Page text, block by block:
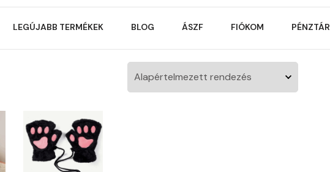
LEGÚJABB TERMÉKEK BLOG ÁSZF FIÓKOM PÉNZTÁR